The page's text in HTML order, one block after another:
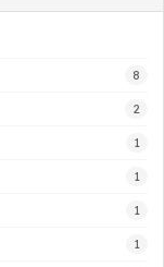
8
2
1
1
1
1